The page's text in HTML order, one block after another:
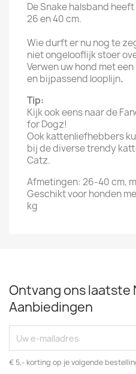
De Snake halsband
26 en 40 cm.
Wie durft er nu nog te
niet ongelooflijk stoer
Verwen uw hond met
en bijpassend looplijn.
Tip:
Kijk ook eens naar de
for Dogz!
Ook kattenliefhebbers
bij de diverse trendy
Catz.
Afmetingen: 26-40 cm,
Geschikt voor honden
kg
Ontvang ons laatste
Aanbiedingen
€ 5,- korting op je volgende